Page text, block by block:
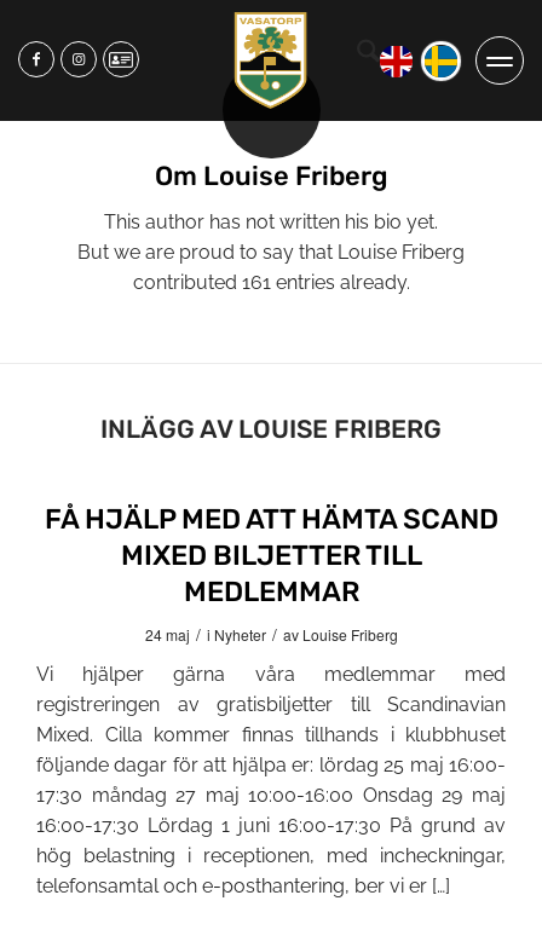
Om Louise Friberg
This author has not written his bio yet.
But we are proud to say that Louise Friberg
contributed 161 entries already.
INLÄGG AV LOUISE FRIBERG
FÅ HJÄLP MED ATT HÄMTA SCAND
MIXED BILJETTER TILL
MEDLEMMAR
24 maj / i Nyheter / av Louise Friberg
Vi hjälper gärna våra medlemmar med
registreringen av gratisbiljetter till Scandinavian
Mixed. Cilla kommer finnas tillhands i klubbhuset
följande dagar för att hjälpa er: lördag 25 maj 16:00-
17:30 måndag 27 maj 10:00-16:00 Onsdag 29 maj
16:00-17:30 Lördag 1 juni 16:00-17:30 På grund av
hög belastning i receptionen, med incheckningar,
telefonsamtal och e-posthantering, ber vi er […]